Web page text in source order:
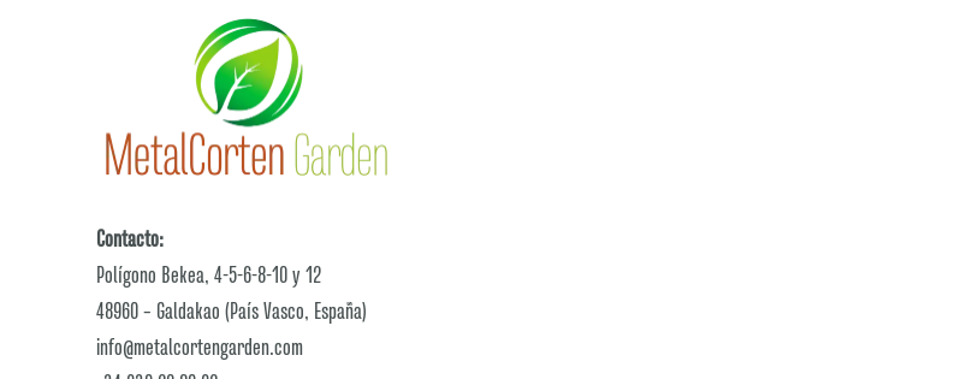
Contacto:
Polígono Bekea, 4-5-6-8-10 y 12
48960 – Galdakao (País Vasco, España)
info@metalcortengarden.com